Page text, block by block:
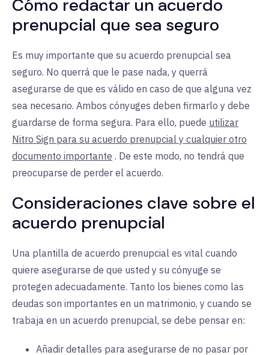
Cómo redactar un acuerdo
prenupcial que sea seguro
Es muy importante que su acuerdo prenupcial sea
seguro. No querrá que le pase nada, y querrá
asegurarse de que es válido en caso de que alguna vez
sea necesario. Ambos cónyuges deben firmarlo y debe
guardarse de forma segura. Para ello, puede utilizar
Nitro Sign para su acuerdo prenupcial y cualquier otro
documento importante . De este modo, no tendrá que
preocuparse de perder el acuerdo.
Consideraciones clave sobre el
acuerdo prenupcial
Una plantilla de acuerdo prenupcial es vital cuando
quiere asegurarse de que usted y su cónyuge se
protegen adecuadamente. Tanto los bienes como las
deudas son importantes en un matrimonio, y cuando se
trabaja en un acuerdo prenupcial, se debe pensar en:
Añadir detalles para asegurarse de no pasar por